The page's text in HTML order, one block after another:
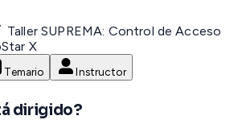
Taller SUPREMA: Control de Acceso
X
Temario Instructor
dirigido?